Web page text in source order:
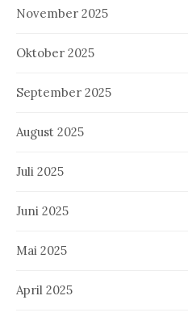
November 2025
Oktober 2025
September 2025
August 2025
Juli 2025
Juni 2025
Mai 2025
April 2025